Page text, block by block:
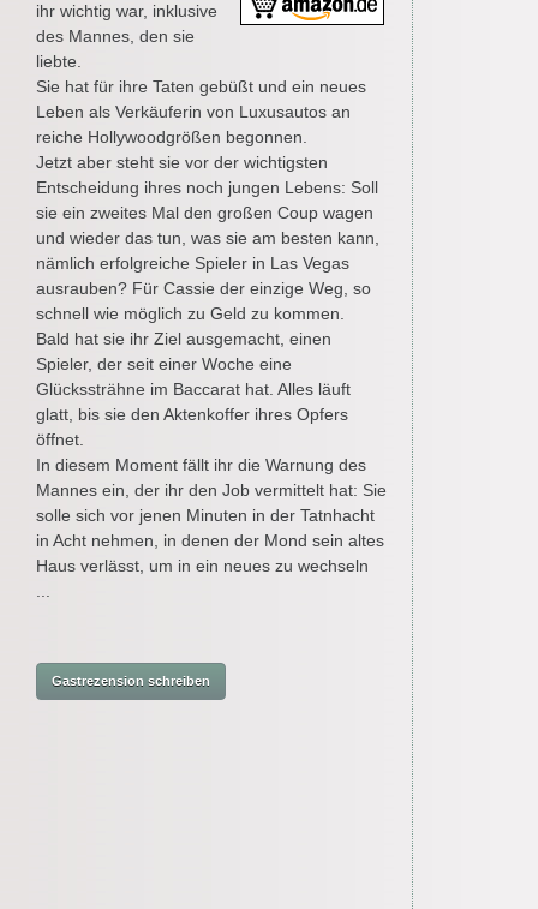
ihr wichtig war, inklusive
des Mannes, den sie
liebte.
Sie hat für ihre Taten gebüßt und ein neues
Leben als Verkäuferin von Luxusautos an
reiche Hollywoodgrößen begonnen.
Jetzt aber steht sie vor der wichtigsten
Entscheidung ihres noch jungen Lebens: Soll
sie ein zweites Mal den großen Coup wagen
und wieder das tun, was sie am besten kann,
nämlich erfolgreiche Spieler in Las Vegas
ausrauben? Für Cassie der einzige Weg, so
schnell wie möglich zu Geld zu kommen.
Bald hat sie ihr Ziel ausgemacht, einen
Spieler, der seit einer Woche eine
Glückssträhne im Baccarat hat. Alles läuft
glatt, bis sie den Aktenkoffer ihres Opfers
öffnet.
In diesem Moment fällt ihr die Warnung des
Mannes ein, der ihr den Job vermittelt hat: Sie
solle sich vor jenen Minuten in der Tatnhacht
in Acht nehmen, in denen der Mond sein altes
Haus verlässt, um in ein neues zu wechseln